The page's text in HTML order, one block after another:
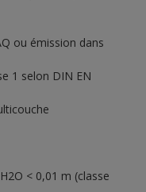
ou émission dans
1 selon DIN EN
< 0,01 m (classe